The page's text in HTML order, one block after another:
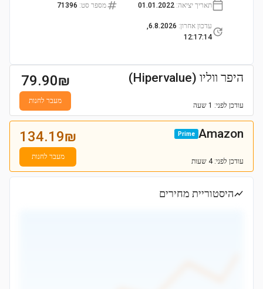
תאריך יציאה:
01.01.2022 מספר סט:
71396
עדכון אחרון:
6.8.2026,
12:17:14
היפר ווליו (Hipervalue)
עודכן לפני: 1 שעה
79.90₪
מעבר לחנות
Amazon
Prime
עודכן לפני: 4 שעות
134.19₪
מעבר לחנות
היסטוריית מחירים